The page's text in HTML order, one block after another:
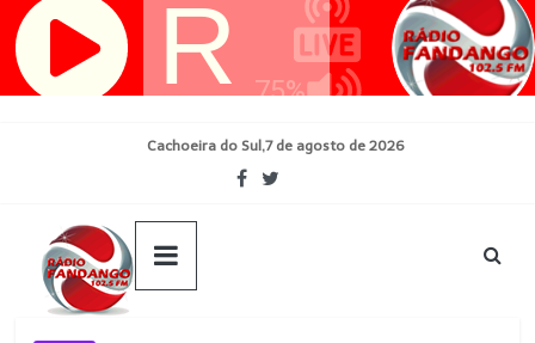
Pular
para
Cachoeira do Sul,7 de agosto de 2026